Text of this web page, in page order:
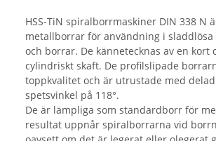
HSS-TiN spiralborrmaskiner DIN 338 N
metallborrar för användning i
och borrar. De kännetecknas av en kort
cylindriskt skaft. De profilslipade
toppkvalitet och är utrustade med
spetsvinkel på 118°.
De är lämpliga som standardborr för
resultat uppnår spiralborrarna vid